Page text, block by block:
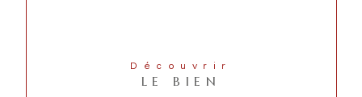
Nb de salle d'eau
Découvrir
LE BIEN